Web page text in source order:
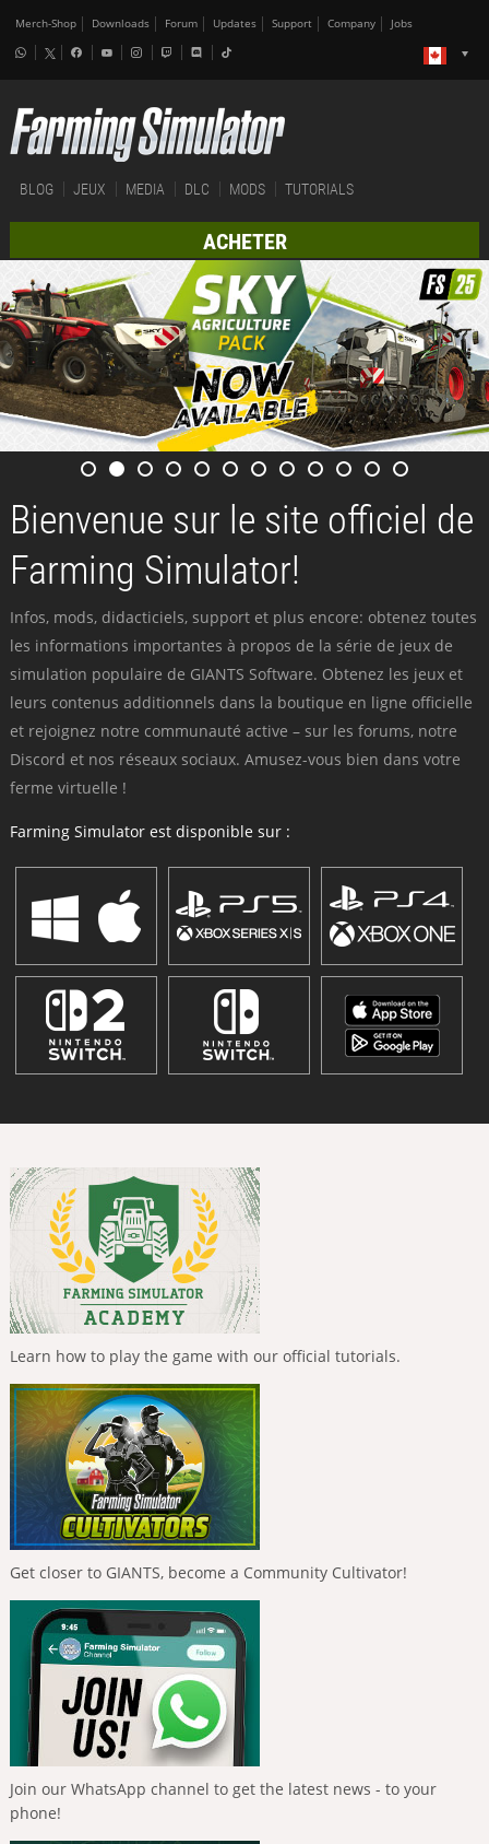
Merch-Shop Downloads Forum Updates Support Company Jobs
BLOG JEUX MEDIA DLC MODS TUTORIALS
ACHETER
Bienvenue sur le site officiel de
Farming Simulator!
Infos, mods, didacticiels, support et plus encore: obtenez toutes
les informations importantes à propos de la série de jeux de
simulation populaire de GIANTS Software. Obtenez les jeux et
leurs contenus additionnels dans la boutique en ligne officielle
et rejoignez notre communauté active – sur les forums, notre
Discord et nos réseaux sociaux. Amusez-vous bien dans votre
ferme virtuelle !
Farming Simulator est disponible sur :
Learn how to play the game with our official tutorials.
Get closer to GIANTS, become a Community Cultivator!
Join our WhatsApp channel to get the latest news - to your
phone!